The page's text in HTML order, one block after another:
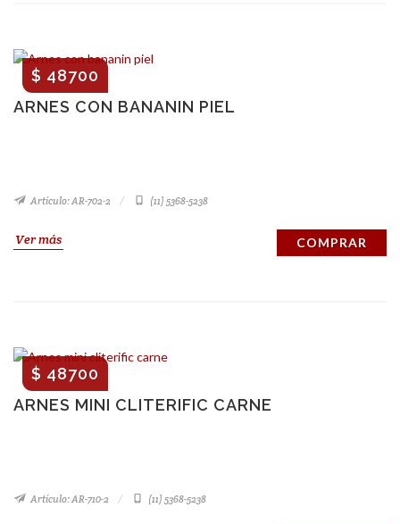
ARNES CON BANANIN PIEL
$ 48700
Artículo: AR-702-2 (11) 5368-5238
Ver más COMPRAR
ARNES MINI CLITERIFIC CARNE
$ 48700
Artículo: AR-710-2 (11) 5368-5238